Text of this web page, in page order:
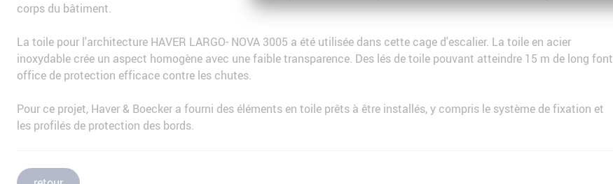
corps du bâtiment.
La toile pour l'architecture HAVER LARGO- NOVA 3005 a été utilisée dans cette cage d'escalier. La toile en acier
inoxydable crée un aspect homogène avec une faible transparence. Des lés de toile pouvant atteindre 15 m de long font
office de protection efficace contre les chutes.
Pour ce projet, Haver & Boecker a fourni des éléments en toile prêts à être installés, y compris le système de fixation et
les profilés de protection des bords.